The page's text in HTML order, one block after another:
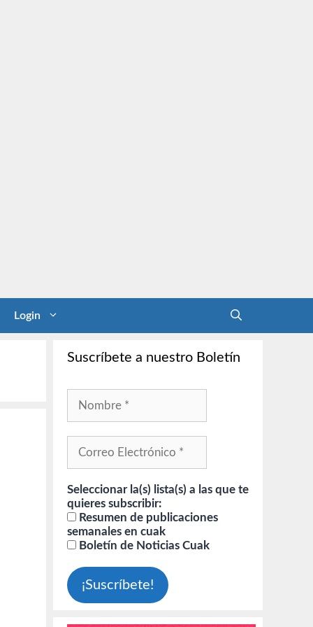
Login
Suscríbete a nuestro Boletín
Seleccionar la(s) lista(s) a las que te
quieres subscribir:
Resumen de publicaciones
semanales en cuak
Boletín de Noticias Cuak